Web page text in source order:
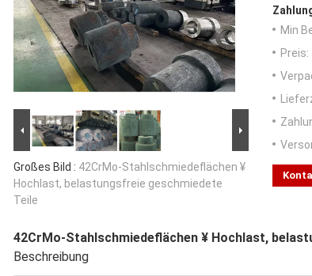
Großes Bild : 42CrMo-Stahlschmiedeflächen ¥
Hochlast, belastungsfreie geschmiedete
Teile
Min
Preis:
42CrMo-Stahlschmiedeflächen ¥ Hochlast,
Beschreibung